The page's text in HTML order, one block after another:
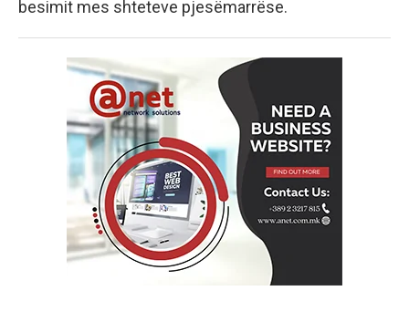
besimit mes shteteve pjesëmarrëse.